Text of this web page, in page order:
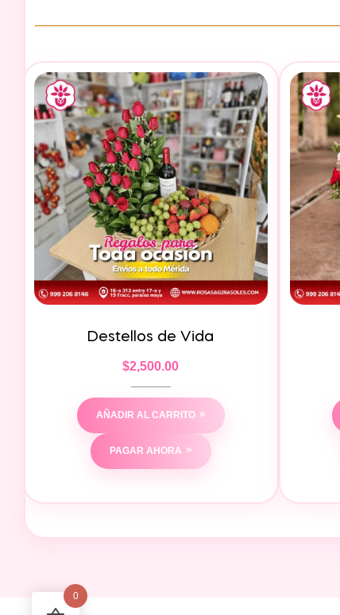
Destellos de Vida
$2,500.00
AÑADIR AL CARRITO
PAGAR AHORA
0